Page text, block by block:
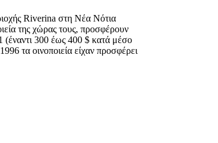
Riverina στη Νέα Νότια
της χώρας τους, προσφέρουν
(έναντι 300 έως 400 $ κατά μέσο
τα οινοποιεία είχαν προσφέρει